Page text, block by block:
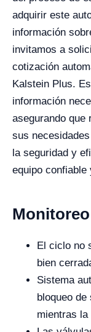
adquirir este
información
invitamos a
cotización
Kalstein Plus.
información
asegurando que
sus
la seguridad y
equipo confiable
El ciclo no
bien
Sistema
bloqueo
mientras